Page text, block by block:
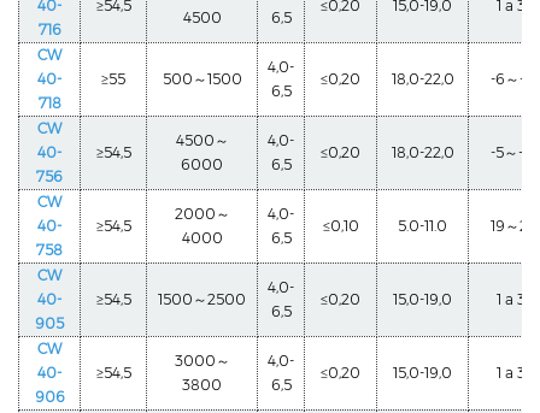
40-
716
≥54,5
4500
6,5
≤0,20 15,0-19,0 1 a 3
CW
40-
718
≥55 500～1500
4,0-
6,5
≤0,20 18,0-22,0 -6～-3
CW
40-
756
≥54,5
4500～
6000
4,0-
6,5
≤0,20 18,0-22,0 -5～-3
CW
40-
758
≥54,5
2000～
4000
4,0-
6,5
≤0,10 5.0-11.0 19～21
CW
40-
905
≥54,5 1500～2500
4,0-
6,5
≤0,20 15,0-19,0 1 a 3
CW
40-
906
≥54,5
3000～
3800
4,0-
6,5
≤0,20 15,0-19,0 1 a 3